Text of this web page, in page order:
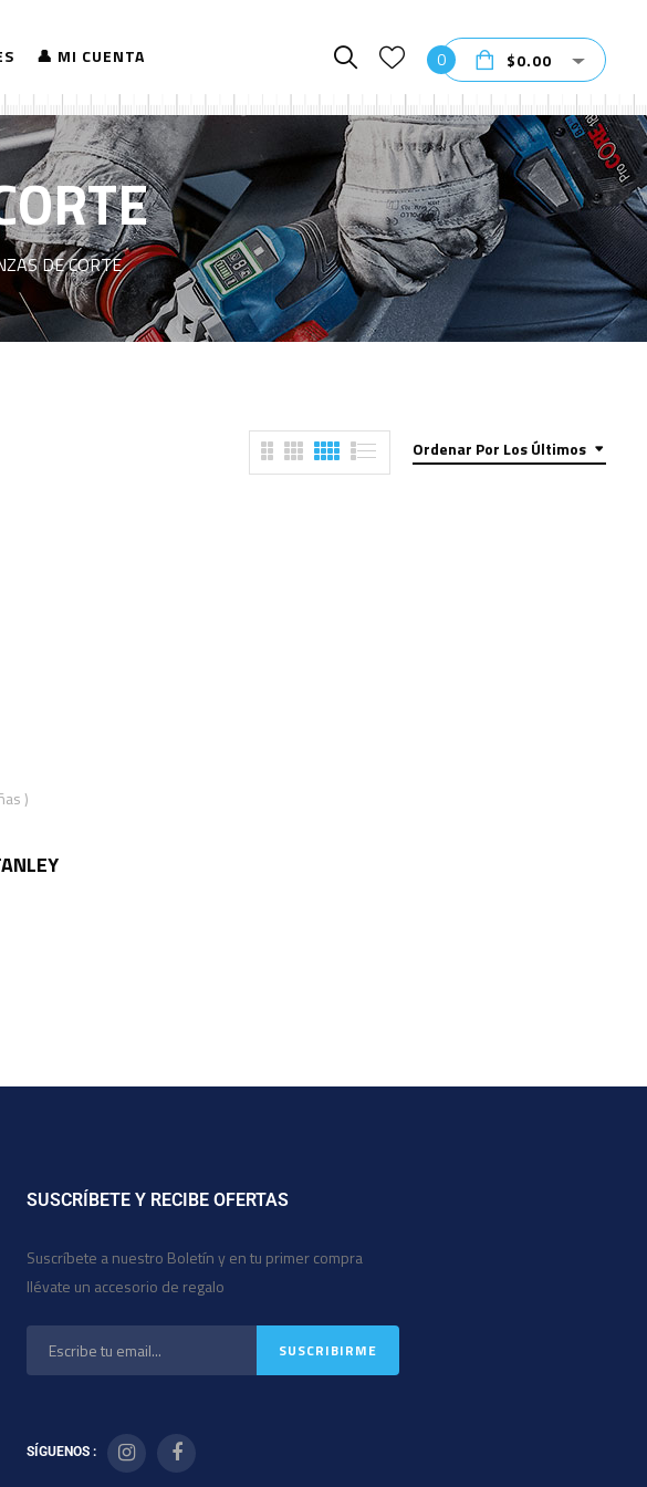
👤 MI CUENTA 0 $0.00
DE CORTE
Ordenar Por Los Últimos
)
SUSCRÍBETE Y RECIBE OFERTAS
Suscríbete a nuestro Boletín y en tu primer compra
llévate un accesorio de regalo
SÍGUENOS :